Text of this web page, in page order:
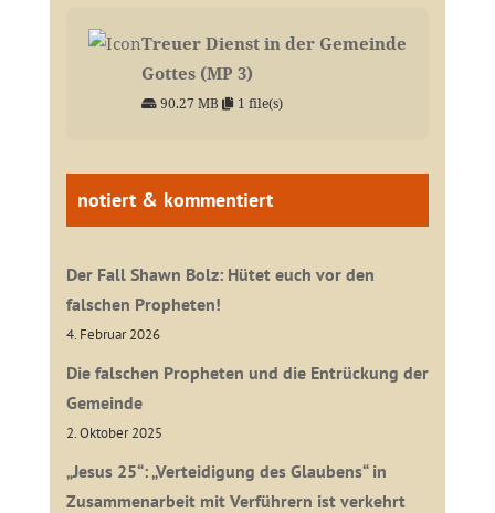
Treuer Dienst in der Gemeinde
Gottes (MP 3)
90.27 MB 1 file(s)
notiert & kommentiert
Der Fall Shawn Bolz: Hütet euch vor den
falschen Propheten!
4. Februar 2026
Die falschen Propheten und die Entrückung der
Gemeinde
2. Oktober 2025
„Jesus 25“: „Verteidigung des Glaubens“ in
Zusammenarbeit mit Verführern ist verkehrt